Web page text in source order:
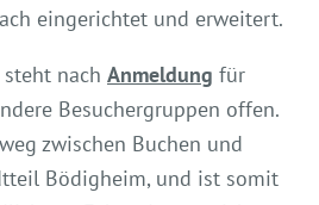
eingerichtet und erweitert.
nach Anmeldung für
Besuchergruppen offen.
zwischen Buchen und
Bödigheim, und ist somit